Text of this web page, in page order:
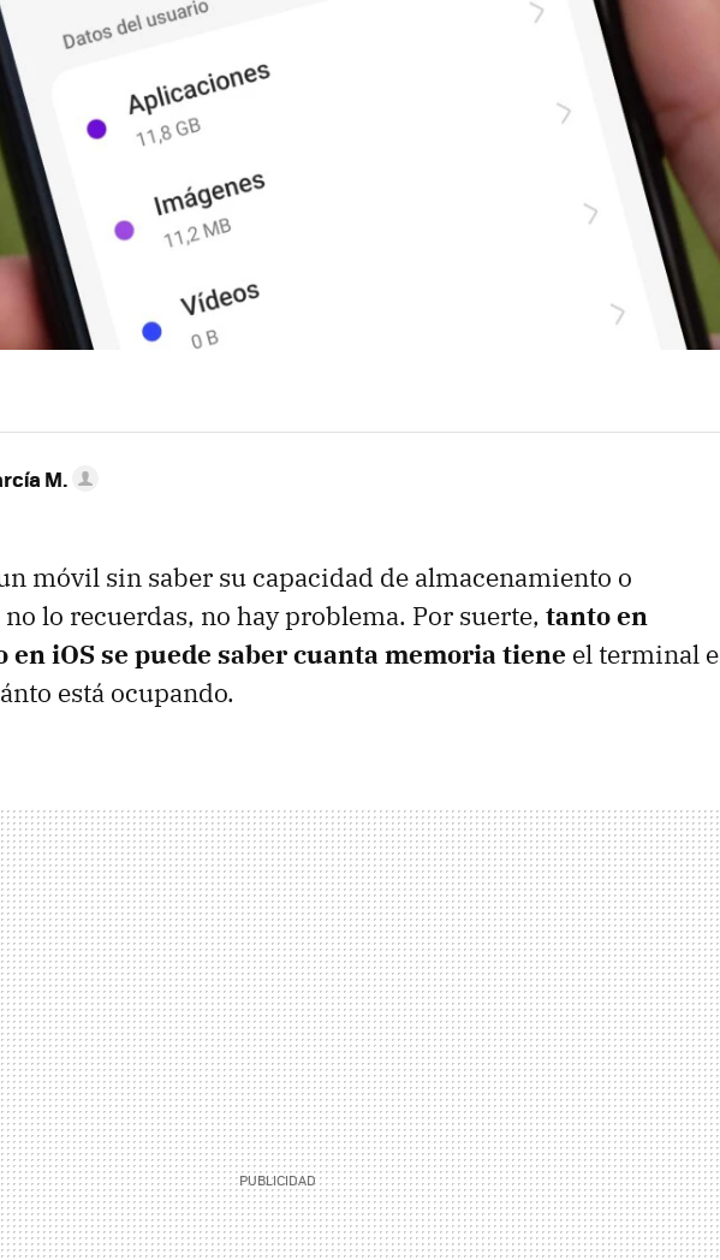
M.
móvil sin saber su capacidad de almacenamiento o
lo recuerdas, no hay problema. Por suerte, tanto en
en iOS se puede saber cuanta memoria tiene el terminal e
está ocupando.